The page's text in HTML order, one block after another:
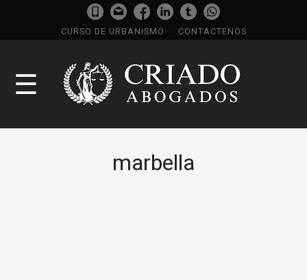
CURSO DE URBANISMO CONTACTENOS
☰
marbella